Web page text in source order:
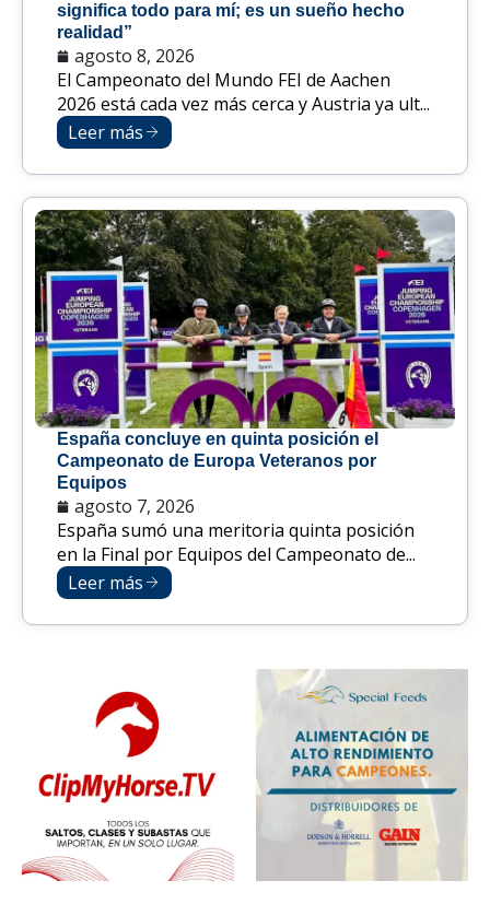
significa todo para mí; es un sueño hecho
realidad”
agosto 8, 2026
El Campeonato del Mundo FEI de Aachen
2026 está cada vez más cerca y Austria ya ult...
Leer más
España concluye en quinta posición el
Campeonato de Europa Veteranos por
Equipos
agosto 7, 2026
España sumó una meritoria quinta posición
en la Final por Equipos del Campeonato de...
Leer más